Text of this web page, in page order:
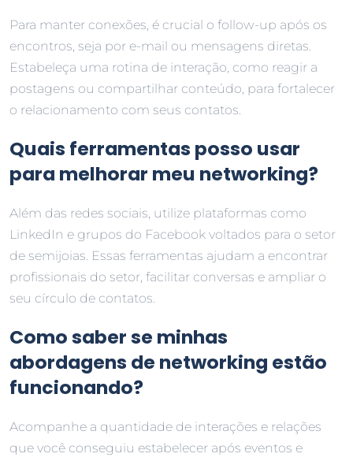
Para manter conexões, é crucial o follow-up após os
encontros, seja por e-mail ou mensagens diretas.
Estabeleça uma rotina de interação, como reagir a
postagens ou compartilhar conteúdo, para fortalecer
o relacionamento com seus contatos.
Quais ferramentas posso usar
para melhorar meu networking?
Além das redes sociais, utilize plataformas como
LinkedIn e grupos do Facebook voltados para o setor
de semijoias. Essas ferramentas ajudam a encontrar
profissionais do setor, facilitar conversas e ampliar o
seu círculo de contatos.
Como saber se minhas
abordagens de networking estão
funcionando?
Acompanhe a quantidade de interações e relações
que você conseguiu estabelecer após eventos e